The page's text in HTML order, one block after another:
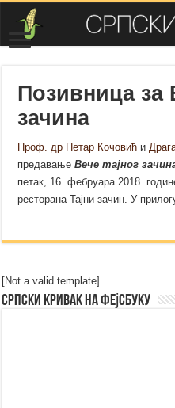
Позивница за
зачина
Проф. др Петар Кочовић и
предавањеВече тајног
петак, 16. фебруара 2018.
ресторана Тајни зачин. У
[Not a valid template]
Српски Кривак на Фејсбуку